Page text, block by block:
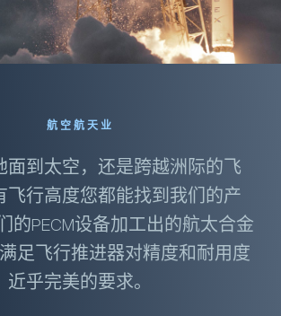
航空航天业
面到太空，还是跨越洲际的飞
飞行高度您都能找到我们的产
的PECM设备加工出的航太合金
足飞行推进器对精度和耐用度
近乎完美的要求。